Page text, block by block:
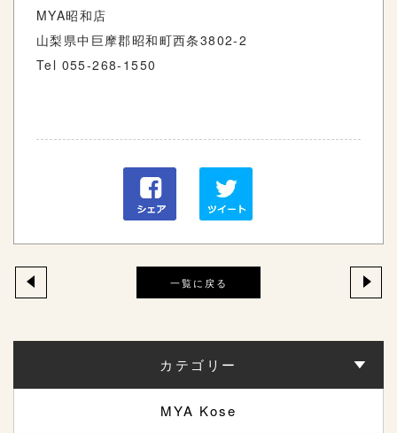
MYA昭和店
山梨県中巨摩郡昭和町西条3802-2
Tel 055-268-1550
一覧に戻る
カテゴリー
MYA Kose